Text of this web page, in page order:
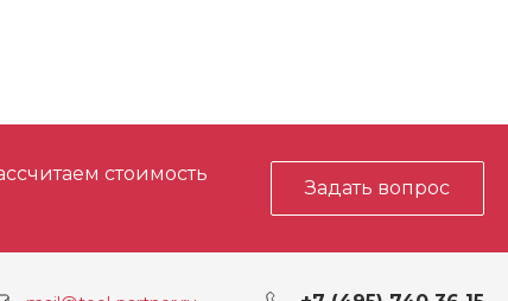
стоимость
Задать вопрос